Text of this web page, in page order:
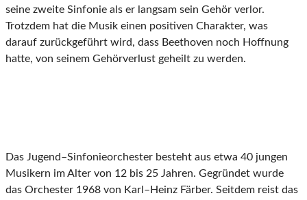
seine zweite Sinfonie als er langsam sein Gehör verlor.
Trotzdem hat die Musik einen positiven Charakter, was
darauf zurückgeführt wird, dass Beethoven noch Hoffnung
hatte, von seinem Gehörverlust geheilt zu werden.
Das Jugend–Sinfonieorchester besteht aus etwa 40 jungen
Musikern im Alter von 12 bis 25 Jahren. Gegründet wurde
das Orchester 1968 von Karl – Heinz Färber. Seitdem reist das